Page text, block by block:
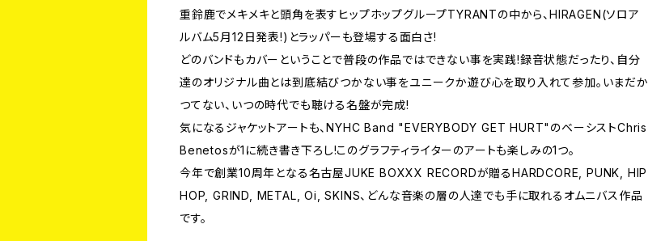
重鈴鹿でメキメキと頭角を表すヒップホップグループTYRANTの中から、HIRAGEN(ソロア
ルバム5月12日発表!)とラッパーも登場する面白さ!
どのバンドもカバーということで普段の作品ではできない事を実践!録音状態だったり、自分
達のオリジナル曲とは到底結びつかない事をユニークか遊び心を取り入れて参加。いまだか
つてない、いつの時代でも聴ける名盤が完成!
気になるジャケットアートも、NYHC Band "EVERYBODY GET HURT"のベーシストChris
Benetosが1に続き書き下ろし!このグラフティライターのアートも楽しみの1つ。
今年で創業10周年となる名古屋JUKE BOXXX RECORDが贈るHARDCORE, PUNK, HIP
HOP, GRIND, METAL, Oi, SKINS、どんな音楽の層の人達でも手に取れるオムニバス作品
です。